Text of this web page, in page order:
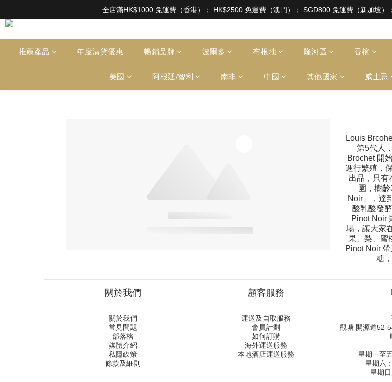
根據香港法律，不得在業務過程中，向未成年人售賣或供應令人醺醉的酒類。Under the law of Hong Kong,
全店滿HK$1000 免運費（香港）； HK$2500 免運費（澳門）； SGD800 免運費（新加坡
根據香港法律，不得在業務過程中，向未成年人售賣或供應令人醺醉的酒類。Under the law of Hong Kong,
推薦產品 年度清貨優惠 暢銷品牌 波爾多 布根地 隆河區 香檳
美國 阿根廷/智利 南非 中國 其他國家 威士忌
Louis
第5代人
Brochet 開
進行繁殖，
出品，只有
園，樹
Noir」，達
酸乳酸發
Pinot Noir
場，讓大家
果、梨、蜜
Pinot Noir
糖
關於我們
關於我們
常見問題
部落格
媒體介紹
私隱政策
條款及細則
顧客服務
運送及自取服務
會員計劃
如何訂購
海外運送服務
本地酒店運送服務
觀塘 開源道52-
星期一至
星期六
星期